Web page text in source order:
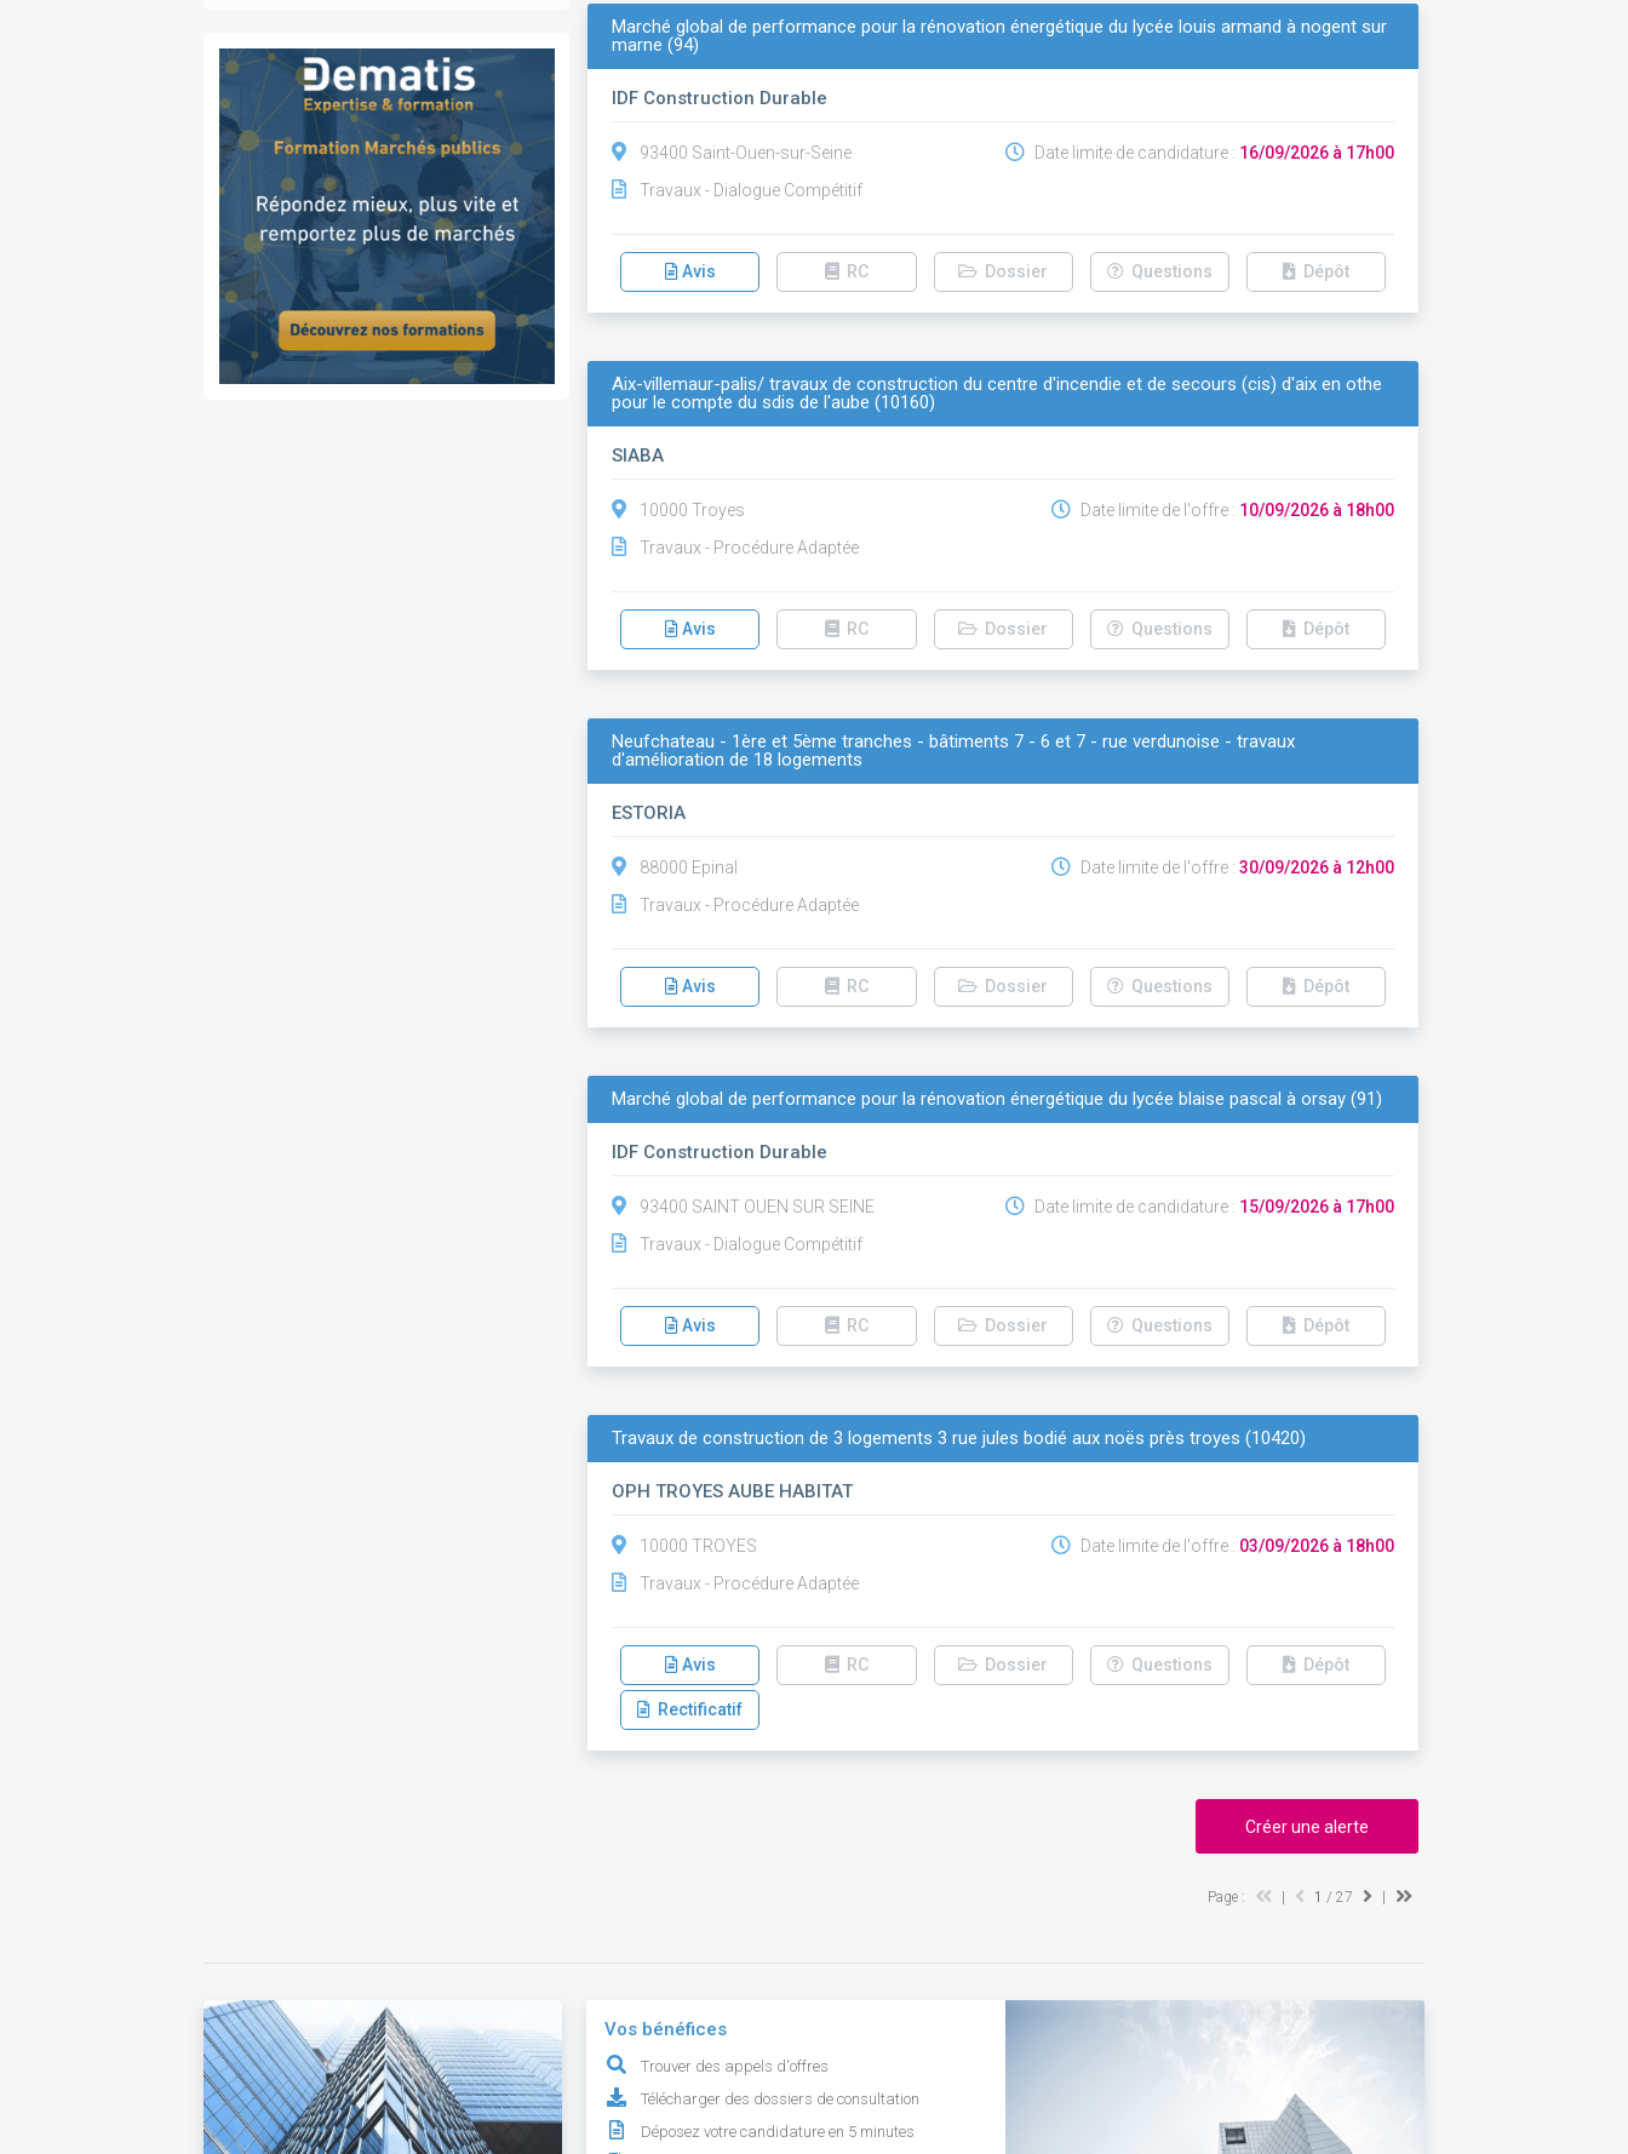
Marché global de performance pour la rénovation énergétique du lycée louis armand à nogent sur
marne (94)
IDF Construction Durable
93400 Saint-Ouen-sur-Seine
Travaux - Dialogue Compétitif
Date limite de candidature : 16/09/2026 à 17h00
Avis RC Dossier Questions Dépôt
Aix-villemaur-palis/ travaux de construction du centre d'incendie et de secours (cis) d'aix en othe
pour le compte du sdis de l'aube (10160)
SIABA
10000 Troyes
Travaux - Procédure Adaptée
Date limite de l'offre : 10/09/2026 à 18h00
Avis RC Dossier Questions Dépôt
Neufchateau - 1ère et 5ème tranches - bâtiments 7 - 6 et 7 - rue verdunoise - travaux
d'amélioration de 18 logements
ESTORIA
88000 Epinal
Travaux - Procédure Adaptée
Date limite de l'offre : 30/09/2026 à 12h00
Avis RC Dossier Questions Dépôt
Marché global de performance pour la rénovation énergétique du lycée blaise pascal à orsay (91)
IDF Construction Durable
93400 SAINT OUEN SUR SEINE
Travaux - Dialogue Compétitif
Date limite de candidature : 15/09/2026 à 17h00
Avis RC Dossier Questions Dépôt
Travaux de construction de 3 logements 3 rue jules bodié aux noës près troyes (10420)
OPH TROYES AUBE HABITAT
10000 TROYES
Travaux - Procédure Adaptée
Date limite de l'offre : 03/09/2026 à 18h00
Avis RC Dossier Questions Dépôt
Rectificatif
Créer une alerte
Page : 1 / 27
Vos bénéfices
Trouver des appels d'offres
Télécharger des dossiers de consultation
Déposez votre candidature en 5 minutes